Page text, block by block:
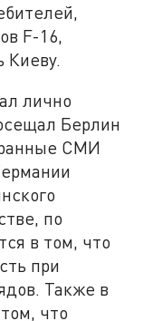
F-16,
Киеву.
лично
Берлин
СМИ
по
в том, что
при
Также в
что